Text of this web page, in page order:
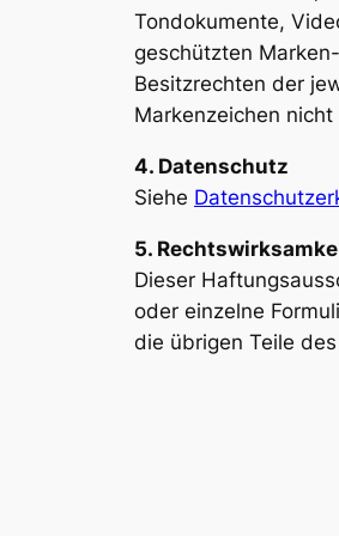
Tondokumente,
geschützten
Besitzrechten der
Markenzeichen
4. Datenschutz
Siehe
5.
Dieser
oder einzelne
die übrigen Teile